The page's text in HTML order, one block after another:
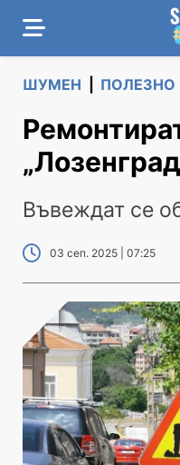
ШУМЕН ПОЛЕЗНО
Въвеждат се
03 сеп. 2025 | 07:25